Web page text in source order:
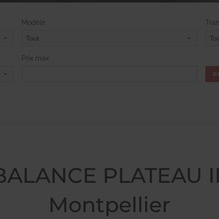
Modèle
Prix max
PLATEAU
Montpellier